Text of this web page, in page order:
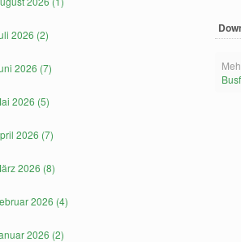
2026 (2)
2026 (7)
2026 (5)
2026 (7)
2026 (8)
2026 (4)
2026 (2)